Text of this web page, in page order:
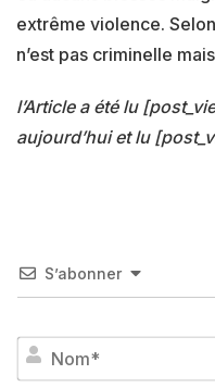
extrême violence.
n’est pas criminelle
l’Article a été lu
aujourd’hui et lu
S’abonner